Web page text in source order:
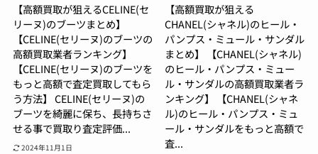
【高額買取が狙えるCELINE(セ
リーヌ)のブーツまとめ】
【CELINE(セリーヌ)のブーツの
高額買取業者ランキング】
【CELINE(セリーヌ)のブーツを
もっと高額で査定買取してもら
う方法】 CELINE(セリーヌ)の
ブーツを綺麗に保ち、長持ちさ
せる事で買取り査定評価...
2024年11月1日
【高額買取が狙える
CHANEL(シャネル)のヒール・
パンプス・ミュール・サンダル
まとめ】 【CHANEL(シャネル)
のヒール・パンプス・ミュー
ル・サンダルの高額買取業者ラ
ンキング】 【CHANEL(シャネ
ル)のヒール・パンプス・ミュ
ール・サンダルをもっと高額で
査...